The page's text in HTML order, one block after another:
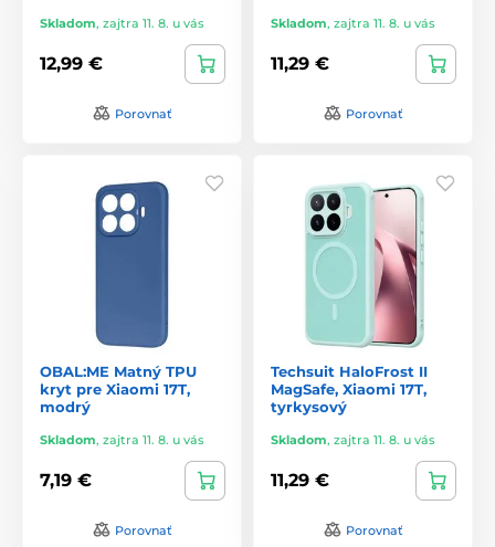
Skladom, zajtra 11. 8. u vás
12,99 €
Porovnať
Skladom, zajtra 11. 8. u vás
11,29 €
Porovnať
OBAL:ME Matný TPU
kryt pre Xiaomi 17T,
modrý
Skladom, zajtra 11. 8. u vás
7,19 €
Porovnať
Techsuit HaloFrost II
MagSafe, Xiaomi 17T,
tyrkysový
Skladom, zajtra 11. 8. u vás
11,29 €
Porovnať